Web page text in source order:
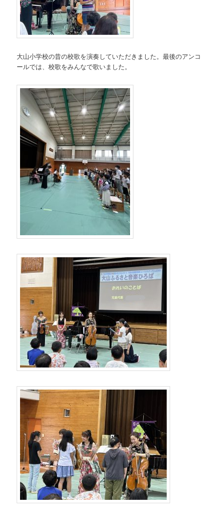
大山小学校の昔の校歌を演奏していただきました。最後のアンコ
ールでは、校歌をみんなで歌いました。